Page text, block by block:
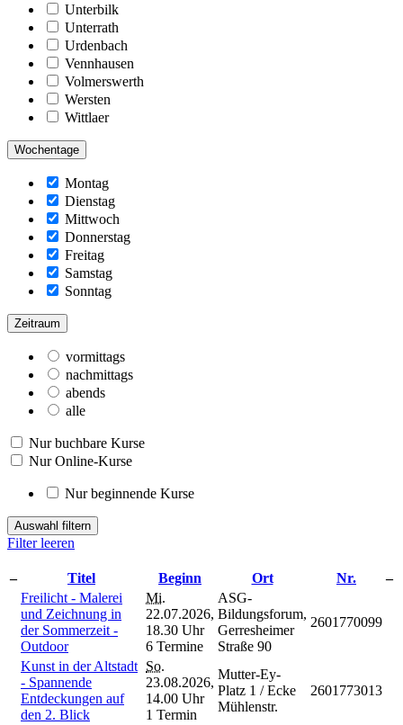
Unterbilk
Unterrath
Urdenbach
Vennhausen
Volmerswerth
Wersten
Wittlaer
Wochentage
Montag
Dienstag
Mittwoch
Donnerstag
Freitag
Samstag
Sonntag
Zeitraum
vormittags
nachmittags
abends
alle
Nur buchbare Kurse
Nur Online-Kurse
Nur beginnende Kurse
Auswahl filtern
Filter leeren
– Titel Beginn Ort Nr.
–
Freilicht - Malerei
und Zeichnung in
der Sommerzeit -
Outdoor
Mi.
22.07.2026,
18.30 Uhr
6 Termine
ASG-
Bildungsforum,
Gerresheimer
Straße 90
2601770099
Kunst in der Altstadt
- Spannende
Entdeckungen auf
den 2. Blick
So.
23.08.2026,
14.00 Uhr
1 Termin
Mutter-Ey-
Platz 1 / Ecke
Mühlenstr.
2601773013